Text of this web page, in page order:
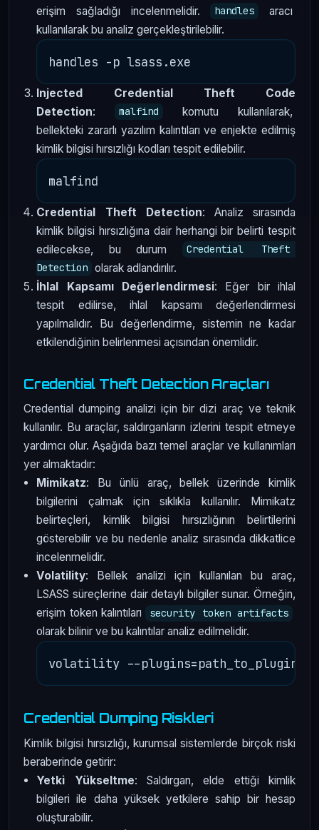
erişim sağladığı incelenmelidir.
handles
aracı
kullanılarak bu analiz gerçekleştirilebilir.
Injected Credential Theft Code
Detection: malfind
komutu kullanılarak,
bellekteki zararlı yazılım kalıntıları ve enjekte edilmiş
kimlik bilgisi hırsızlığı kodları tespit edilebilir.
Credential Theft Detection: Analiz sırasında
kimlik bilgisi hırsızlığına dair herhangi bir belirti tespit
edilecekse, bu durum
Credential Theft
Detection olarak adlandırılır.
İhlal Kapsamı Değerlendirmesi: Eğer bir ihlal
tespit edilirse, ihlal kapsamı değerlendirmesi
yapılmalıdır. Bu değerlendirme, sistemin ne kadar
etkilendiğinin belirlenmesi açısından önemlidir.
Credential Theft Detection Araçları
Credential dumping analizi için bir dizi araç ve teknik
kullanılır. Bu araçlar, saldırganların izlerini tespit etmeye
yardımcı olur. Aşağıda bazı temel araçlar ve kullanımları
yer almaktadır:
Mimikatz: Bu ünlü araç, bellek üzerinde kimlik
bilgilerini çalmak için sıklıkla kullanılır. Mimikatz
belirteçleri, kimlik bilgisi hırsızlığının belirtilerini
gösterebilir ve bu nedenle analiz sırasında dikkatlice
incelenmelidir.
Volatility: Bellek analizi için kullanılan bu araç,
LSASS süreçlerine dair detaylı bilgiler sunar. Örneğin,
erişim token kalıntıları
security token artifacts
olarak bilinir ve bu kalıntılar analiz edilmelidir.
Credential Dumping Riskleri
Kimlik bilgisi hırsızlığı, kurumsal sistemlerde birçok riski
beraberinde getirir:
Yetki Yükseltme: Saldırgan, elde ettiği kimlik
bilgileri ile daha yüksek yetkilere sahip bir hesap
oluşturabilir.